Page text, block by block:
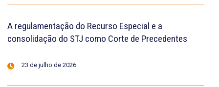
A regulamentação do Recurso Especial e a
consolidação do STJ como Corte de Precedentes
23 de julho de 2026